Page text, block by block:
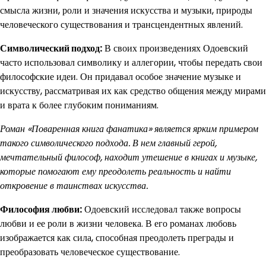
смысла жизни, роли и значения искусства и музыки, природы
человеческого существования и трансцендентных явлений.
Символический подход:В своих произведениях Одоевский
часто использовал символику и аллегории, чтобы передать свои
философские идеи. Он придавал особое значение музыке и
искусству, рассматривая их как средство общения между мирами
и врата к более глубоким пониманиям.
Роман «Поваренная книга фанатика» является ярким примером
такого символического подхода. В нем главный герой,
мечтательный философ, находит утешение в книгах и музыке,
которые помогают ему преодолеть реальность и найти
откровение в таинствах искусства.
Философия любви:Одоевский исследовал также вопросы
любви и ее роли в жизни человека. В его романах любовь
изображается как сила, способная преодолеть преграды и
преобразовать человеческое существование.